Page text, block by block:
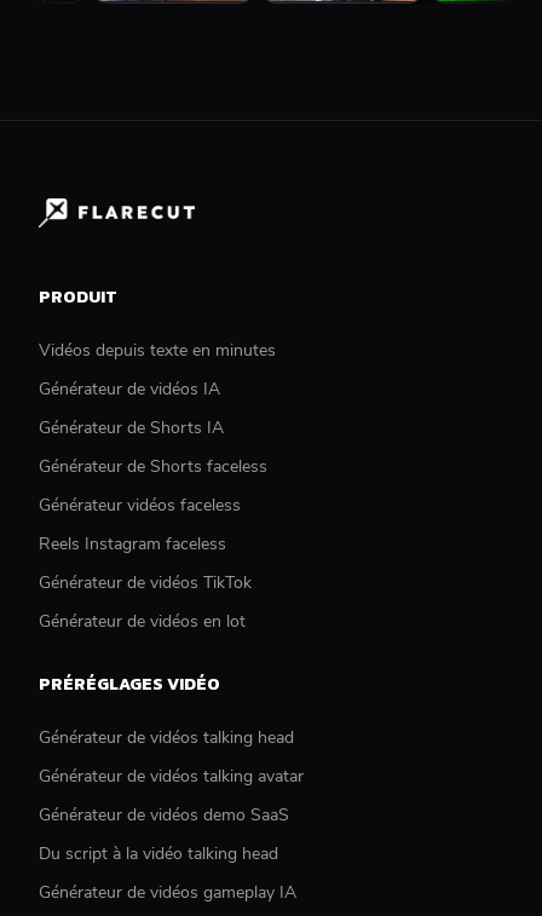
PRODUIT
Vidéos depuis texte en minutes
Générateur de vidéos IA
Générateur de Shorts IA
Générateur de Shorts faceless
Générateur vidéos faceless
Reels Instagram faceless
Générateur de vidéos TikTok
Générateur de vidéos en lot
PRÉRÉGLAGES VIDÉO
Générateur de vidéos talking head
Générateur de vidéos talking avatar
Générateur de vidéos demo SaaS
Du script à la vidéo talking head
Générateur de vidéos gameplay IA